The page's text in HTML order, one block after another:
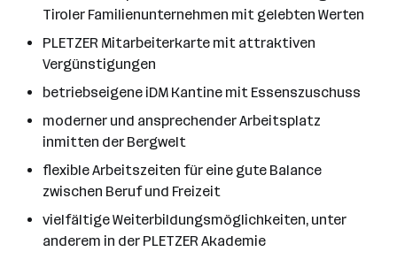
Tiroler Familienunternehmen mit gelebten Werten
PLETZER Mitarbeiterkarte mit attraktiven
Vergünstigungen
betriebseigene iDM Kantine mit Essenszuschuss
moderner und ansprechender Arbeitsplatz
inmitten der Bergwelt
flexible Arbeitszeiten für eine gute Balance
zwischen Beruf und Freizeit
vielfältige Weiterbildungsmöglichkeiten, unter
anderem in der PLETZER Akademie